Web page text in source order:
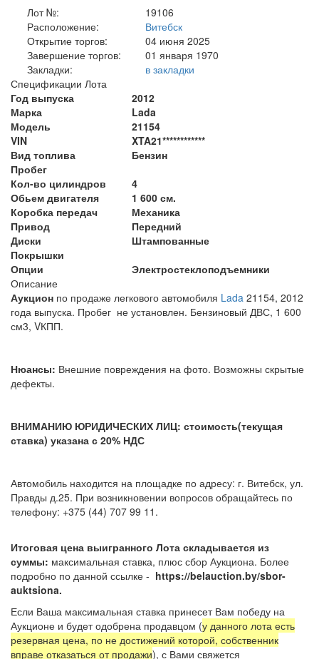
Лот №:
19106
Расположение:
Витебск
Открытие торгов:
04 июня 2025
Завершение торгов:
01 января 1970
Закладки:
в закладки
Спецификации Лота
Год выпуска
2012
Марка
Lada
Модель
21154
VIN
XTA21************
Вид топлива
Бензин
Пробег
Кол-во цилиндров
4
Обьем двигателя
1 600 см.
Коробка передач
Механика
Привод
Передний
Диски
Штампованные
Покрышки
Опции
Электростеклоподъемники
Описание
Аукцион по продаже легкового автомобиля Lada 21154, 2012
года выпуска. Пробег не установлен. Бензиновый ДВС, 1 600
см3, VКПП.
Нюансы: Внешние повреждения на фото. Возможны скрытые
дефекты.
ВНИМАНИЮ ЮРИДИЧЕСКИХ ЛИЦ: стоимость(текущая
ставка) указана с 20% НДС
Автомобиль находится на площадке по адресу: г. Витебск, ул.
Правды д.25. При возникновении вопросов обращайтесь по
телефону: +375 (44) 707 99 11.
Итоговая цена выигранного Лота складывается из
суммы: максимальная ставка, плюс сбор Аукциона. Более
подробно по данной ссылке - https://belauction.by/sbor-
auktsiona.
Если Ваша максимальная ставка принесет Вам победу на
Аукционе и будет одобрена продавцом (у данного лота есть
резервная цена, по не достижений которой, собственник
вправе отказаться от продажи), с Вами свяжется